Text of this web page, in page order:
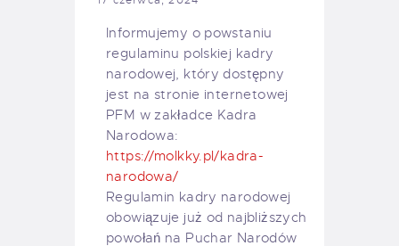
Informujemy o powstaniu
regulaminu polskiej kadry
narodowej, który dostępny
jest na stronie internetowej
PFM w zakładce Kadra
Narodowa:
https://molkky.pl/kadra-
narodowa/
Regulamin kadry narodowej
obowiązuje już od najbliższych
powołań na Puchar Narodów